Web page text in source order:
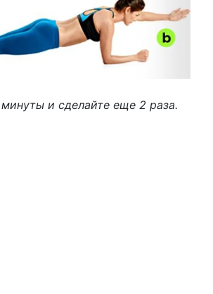
минуты и сделайте еще 2 раза.